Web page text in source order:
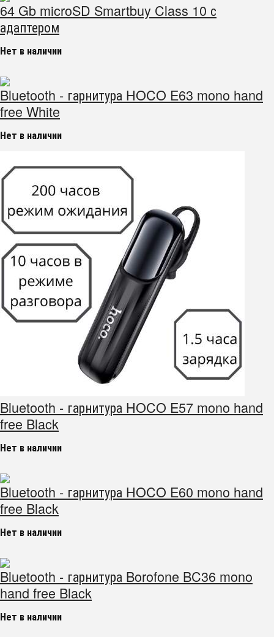
64 Gb microSD Smartbuy Class 10 с
адаптером
Нет в наличии
Bluetooth - гарнитура HOCO E63 mono hand
free White
Нет в наличии
Bluetooth - гарнитура HOCO E57 mono hand
free Black
Нет в наличии
Bluetooth - гарнитура HOCO E60 mono hand
free Black
Нет в наличии
Bluetooth - гарнитура Borofone BC36 mono
hand free Black
Нет в наличии